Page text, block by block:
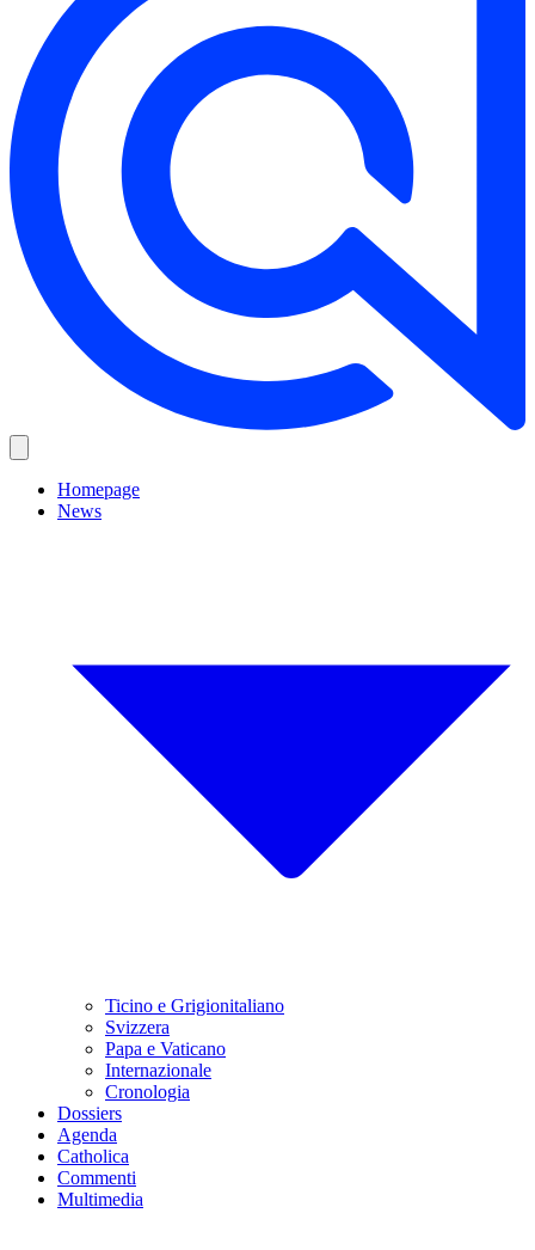
Homepage
News
Ticino e Grigionitaliano
Svizzera
Papa e Vaticano
Internazionale
Cronologia
Dossiers
Agenda
Catholica
Commenti
Multimedia